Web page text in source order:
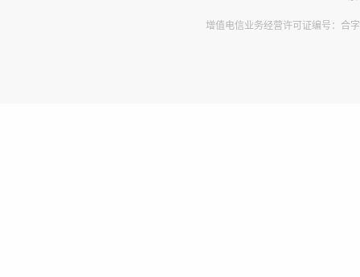
增值电信业务经营许可证编号：合